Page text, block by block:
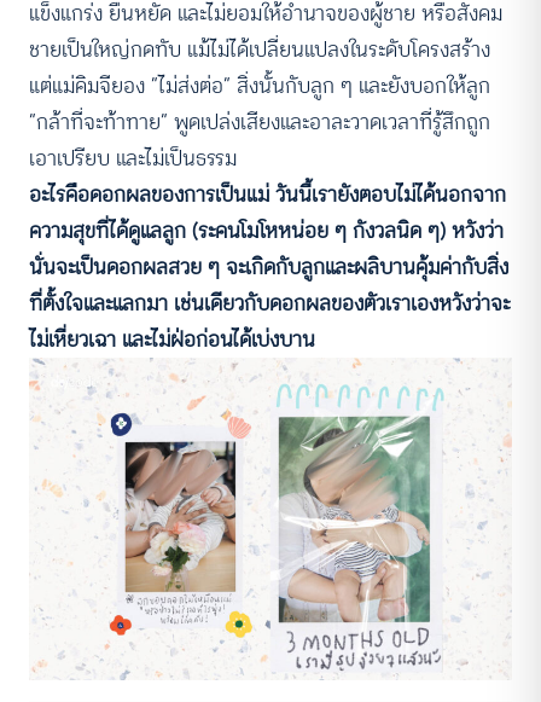
แข็งแกร่ง ยืนหยัด และไม่ยอมให้อำนาจของผู้ชาย หรือสังคม
ชายเป็นใหญ่กดทับ แม้ไม่ได้เปลี่ยนแปลงในระดับโครงสร้าง
แต่แม่คิมจียอง “ไม่ส่งต่อ” สิ่งนั้นกับลูก ๆ และยังบอกให้ลูก
“กล้าที่จะท้าทาย” พูดเปล่งเสียงและอาละวาดเวลาที่รู้สึกถูก
เอาเปรียบ และไม่เป็นธรรม
อะไรคือดอกผลของการเป็นแม่ วันนี้เรายังตอบไม่ได้นอกจาก
ความสุขที่ได้ดูแลลูก (ระคนโมโหหน่อย ๆ กังวลนิด ๆ) หวังว่า
นั่นจะเป็นดอกผลสวย ๆ จะเกิดกับลูกและผลิบานคุ้มค่ากับสิ่ง
ที่ตั้งใจและแลกมา เช่นเดียวกับดอกผลของตัวเราเองหวังว่าจะ
ไม่เหี่ยวเฉา และไม่ฝ่อก่อนได้เบ่งบาน